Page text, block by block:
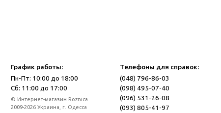
График работы:
Пн-Пт: 10:00 до 18:00
Сб: 11:00 до 17:00
© Интернет-магазин Roznica
2009-2026 Украина, г. Одесса
Телефоны для справок:
(048) 796-86-03
(098) 495-07-40
(096) 531-26-08
(093) 805-41-97